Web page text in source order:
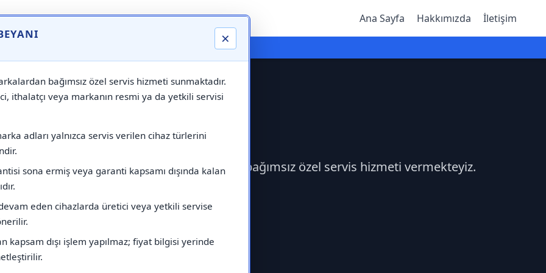
×
bağımsız özel servis hizmeti sunmaktadır.
ithalatçı veya markanın resmi ya da yetkili servisi
adları yalnızca servis verilen cihaz türlerini
sona ermiş veya garanti kapsamı dışında kalan
eden cihazlarda üretici veya yetkili servise
kapsam dışı işlem yapılmaz; fiyat bilgisi yerinde
Ana Sayfa Hakkımızda İletişim
⚠️ Markadan Bağımsız "Özel Servis" Hizmeti
Daylux Servisi çağırabilirsiniz.Markadan bağımsız özel servis hizmeti vermekteyiz.